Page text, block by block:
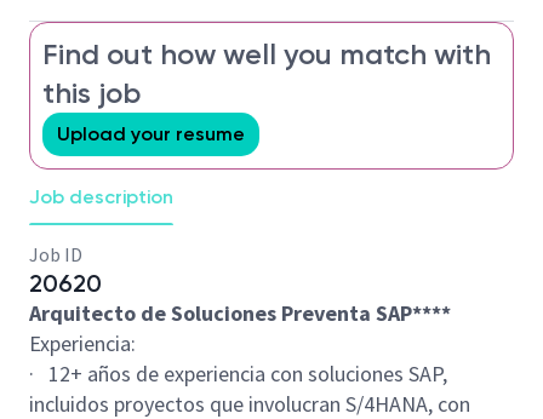
Find out how well you match with
this job
Upload your resume
Job description
Job ID
20620
Arquitecto de Soluciones Preventa SAP****
Experiencia:
· 12+ años de experiencia con soluciones SAP,
incluidos proyectos que involucran S/4HANA, con